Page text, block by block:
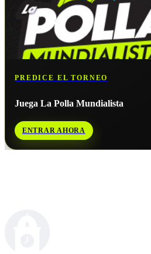
PREDICE EL TORNEO
Juega La Polla Mundialista
ENTRAR AHORA